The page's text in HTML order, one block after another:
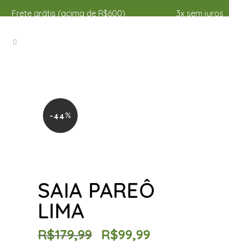
Frete grátis (acima de R$600) 3x sem juros
-44%
SAIA PAREÔ
LIMA
R$179,99 R$99,99